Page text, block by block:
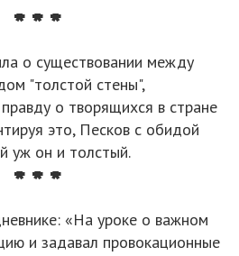
* * *
о существовании между
"толстой стены",
о творящихся в стране
это, Песков с обидой
уж он и толстый.
* * *
«На уроке о важном
и задавал провокационные